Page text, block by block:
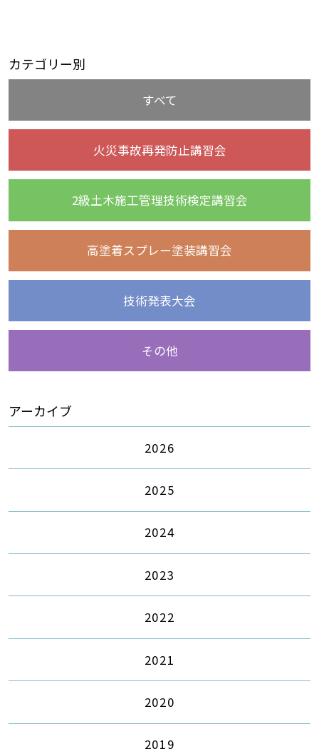
カテゴリー別
すべて
火災事故再発防止講習会
2級土木施工管理技術検定講習会
高塗着スプレー塗装講習会
技術発表大会
その他
アーカイブ
2026
2025
2024
2023
2022
2021
2020
2019